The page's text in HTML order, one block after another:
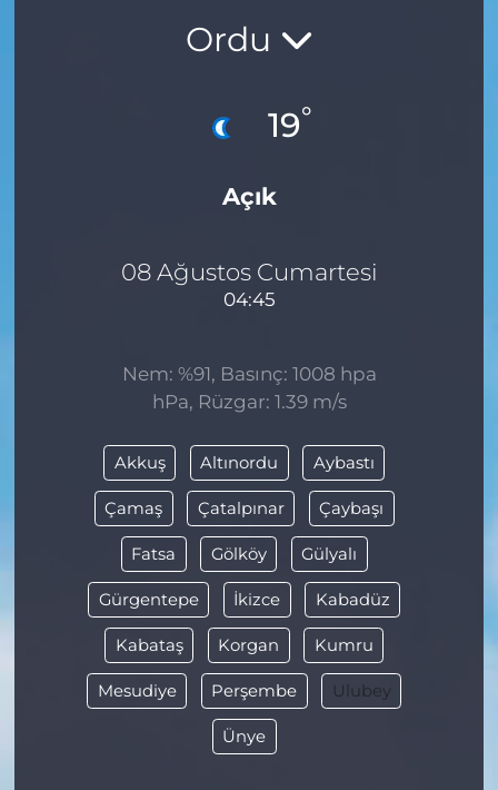
Ordu
19°
Açık
08 Ağustos Cumartesi
04:45
Nem: %91, Basınç: 1008 hpa
hPa, Rüzgar: 1.39 m/s
Akkuş Altınordu Aybastı
Çamaş Çatalpınar Çaybaşı
Fatsa Gölköy Gülyalı
Gürgentepe İkizce Kabadüz
Kabataş Korgan Kumru
Mesudiye Perşembe Ulubey
Ünye
GÜNCEL